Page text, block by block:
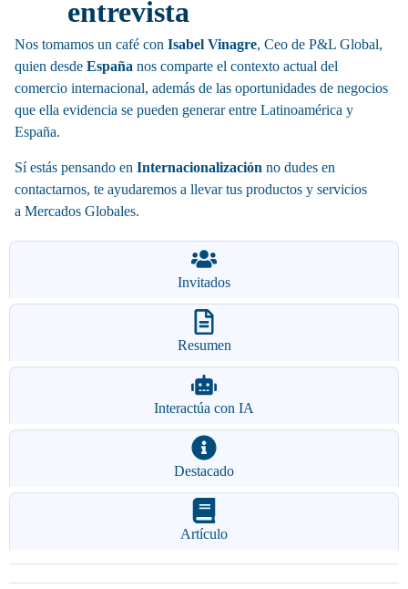
Invitados
Resumen
Interactúa con IA
Destacado
Artículo
entrevista
Nos tomamos un café con Isabel Vinagre, Ceo de P&L Global,
quien desde España nos comparte el contexto actual del
comercio internacional, además de las oportunidades de negocios
que ella evidencia se pueden generar entre Latinoamérica y
España.
Sí estás pensando en Internacionalización no dudes en
contactarnos, te ayudaremos a llevar tus productos y servicios
a Mercados Globales.